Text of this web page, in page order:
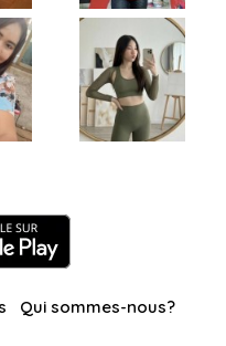
Qui sommes-nous?